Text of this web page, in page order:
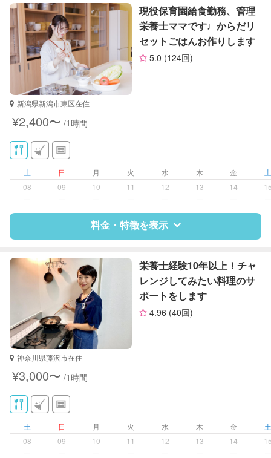
特徴 料金 レビュー
サポートの特徴
資格
企業型割引対象(旧内閣府補助対象)
自治体届出済ベビーシッター
保育士
対応可能/特徴
ゴミの分別/ゴミ出し
庭の手入れ/植木の水やり
片付け/整理整頓
現役保育園給食勤務、管理
栄養士ママです♩からだリ
セットごはんお作りします
5.0 (124回)
新潟県新潟市東区在住
¥2,400〜 /1時間
土 日 月 火 水 木 金
08
09 10 11 12 13 14
料金・特徴を表示
特徴 料金 レビュー
サポートの特徴
資格
栄養士経験10年以上！チャ
レンジしてみたい料理のサ
ポートをします
4.96 (40回)
神奈川県藤沢市在住
¥3,000〜 /1時間
土 日 月 火 水 木 金
08
09 10 11 12 13 14